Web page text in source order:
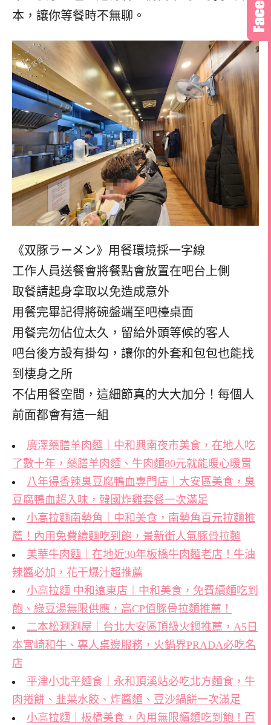
本，讓你等餐時不無聊。
《双豚ラーメン》用餐環境採一字線
工作人員送餐會將餐點會放置在吧台上側
取餐請起身拿取以免造成意外
用餐完畢記得將碗盤端至吧檯桌面
用餐完勿佔位太久，留給外頭等候的客人
吧台後方設有掛勾，讓你的外套和包包也能找
到棲身之所
不佔用餐空間，這細節真的大大加分！每個人
前面都會有這一組
廣澤藥膳羊肉麵｜中和興南夜市美食，在地人吃
了數十年，藥膳羊肉麵、牛肉麵80元就能暖心暖胃
八年得香辣臭豆腐鴨血專門店｜大安區美食，臭
豆腐鴨血超入味，韓國炸雞套餐一次滿足
小高拉麵南勢角｜中和美食，南勢角百元拉麵推
薦！內用免費續麵吃到飽，景新街人氣豚骨拉麵
美華牛肉麵｜在地近30年板橋牛肉麵老店！牛油
辣醬必加，花干爆汁超推薦
小高拉麵 中和遠東店｜中和美食，免費續麵吃到
飽、綠豆湯無限供應，高CP值豚骨拉麵推薦！
二本松涮涮屋｜台北大安區頂級火鍋推薦，A5日
本宮崎和牛、專人桌邊服務，火鍋界PRADA必吃名
店
平津小北平麵食｜永和頂溪站必吃北方麵食，牛
肉捲餅、韭菜水餃、炸醬麵、豆沙鍋餅一次滿足
小高拉麵｜板橋美食，內用無限續麵吃到飽！百